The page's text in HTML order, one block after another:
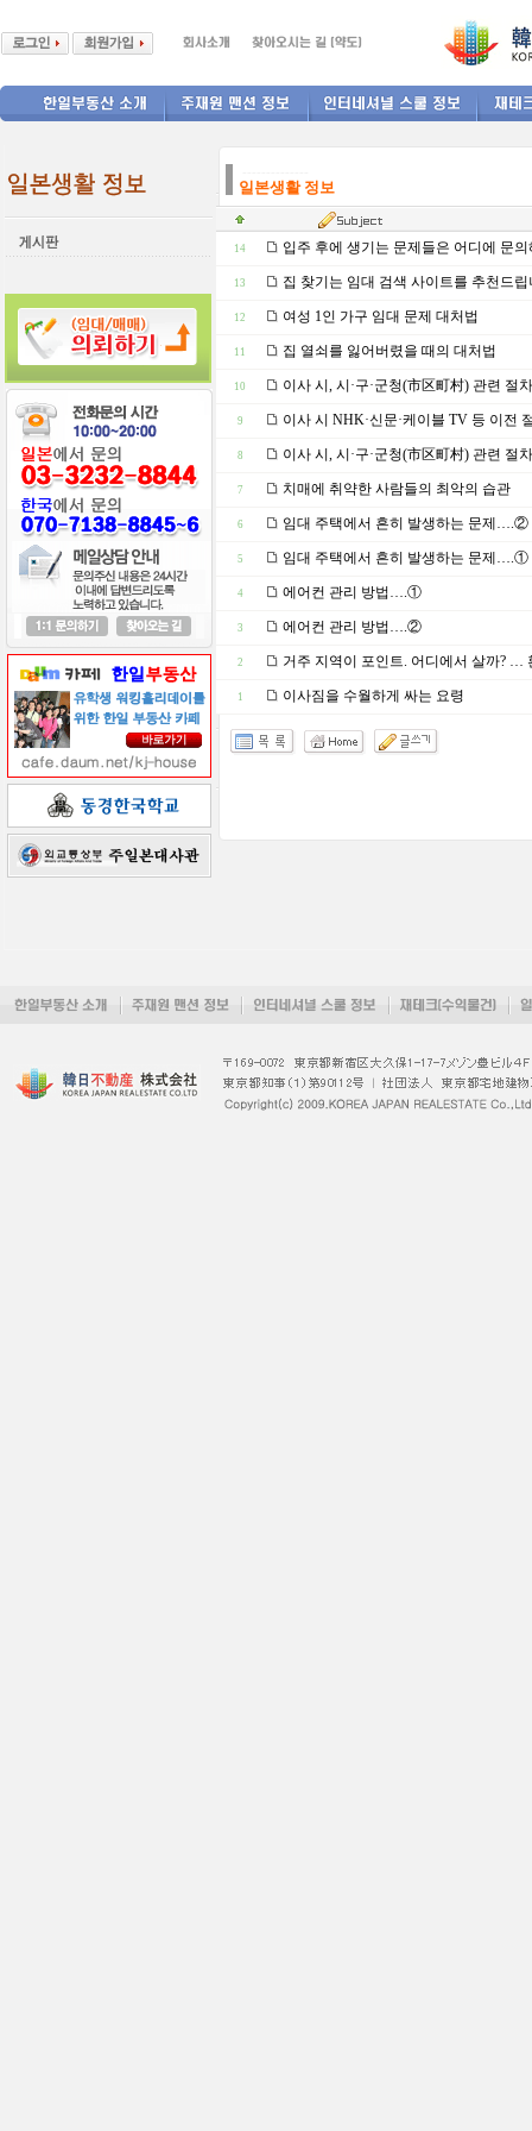
일본생활 정보
14 입주 후에 생기는 문제들은 어디에 문의
13 집 찾기는 임대 검색 사이트를 추천드립
12 여성 1인 가구 임대 문제 대처법
11 집 열쇠를 잃어버렸을 때의 대처법
10 이사 시, 시·구·군청(市区町村) 관련
9 이사 시 NHK·신문·케이블 TV 등 이전
8 이사 시, 시·구·군청(市区町村) 관련
7 치매에 취약한 사람들의 최악의 습관
6 임대 주택에서 흔히 발생하는 문제….②
5 임대 주택에서 흔히 발생하는 문제….①
4 에어컨 관리 방법….①
3 에어컨 관리 방법….②
2 거주 지역이 포인트. 어디에서 살까? …
1 이사짐을 수월하게 싸는 요령